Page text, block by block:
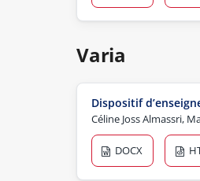
Varia
Dispositif
Céline Joss Almassri,
DOCX